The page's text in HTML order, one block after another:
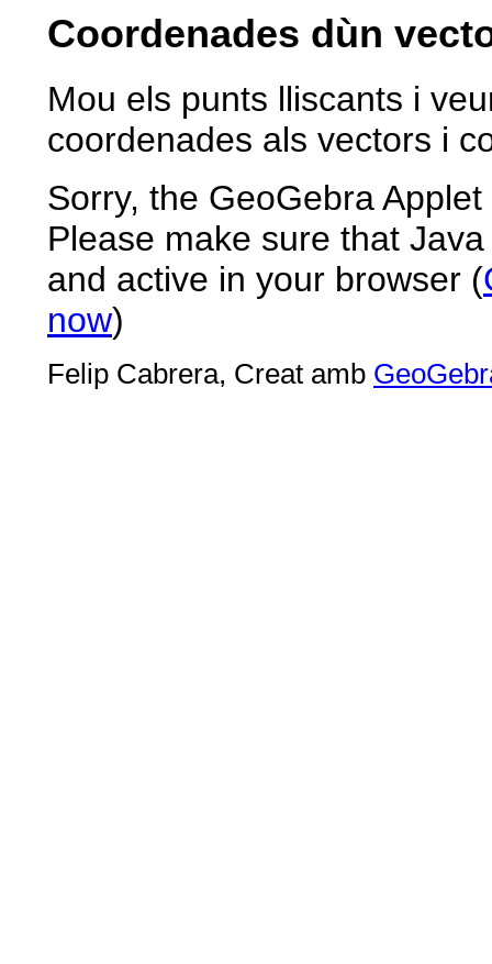
Coordenades dùn
Mou els punts lliscants i
coordenades als vectors i
Sorry, the GeoGebra
Please make sure that
and active in your browser (
now)
Felip Cabrera, Creat amb